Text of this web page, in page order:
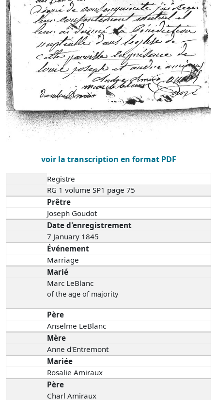
voir la transcription en format PDF
Registre
RG 1 volume SP1 page 75
Prêtre
Joseph Goudot
Date d'enregistrement
7 January 1845
Événement
Marriage
Marié
Marc LeBlanc
of the age of majority
Père
Anselme LeBlanc
Mère
Anne d'Entremont
Mariée
Rosalie Amiraux
Père
Charl Amiraux